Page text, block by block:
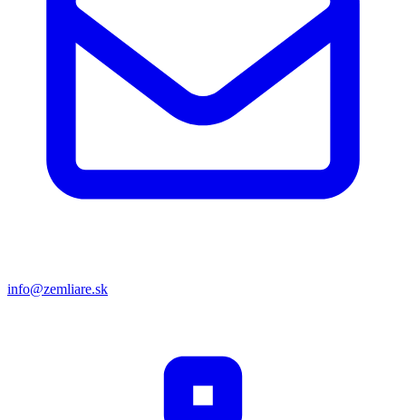
info@zemliare.sk